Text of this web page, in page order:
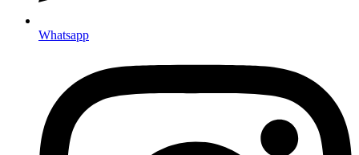
Whatsapp